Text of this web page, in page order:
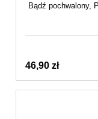
Bądź pochwalony,
46,90 zł